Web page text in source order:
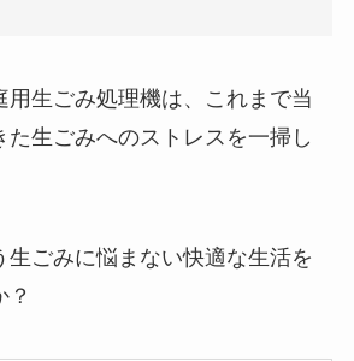
用生ごみ処理機は、これまで当
た生ごみへのストレスを一掃し
生ごみに悩まない快適な生活を
？